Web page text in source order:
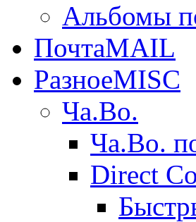
Альбомы
ПочтаMAIL
РазноеMISC
Ча.Во.
Ча.Во.
Direct